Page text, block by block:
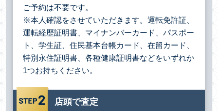
ご予約は不要です。
※本人確認をさせていただきます。運転免許証、
運転経歴証明書、マイナンバーカード、パスポー
ト、学生証、住民基本台帳カード、在留カード、
特別永住証明書、各種健康証明書などをいずれか
1つお持ちください。
店頭で査定